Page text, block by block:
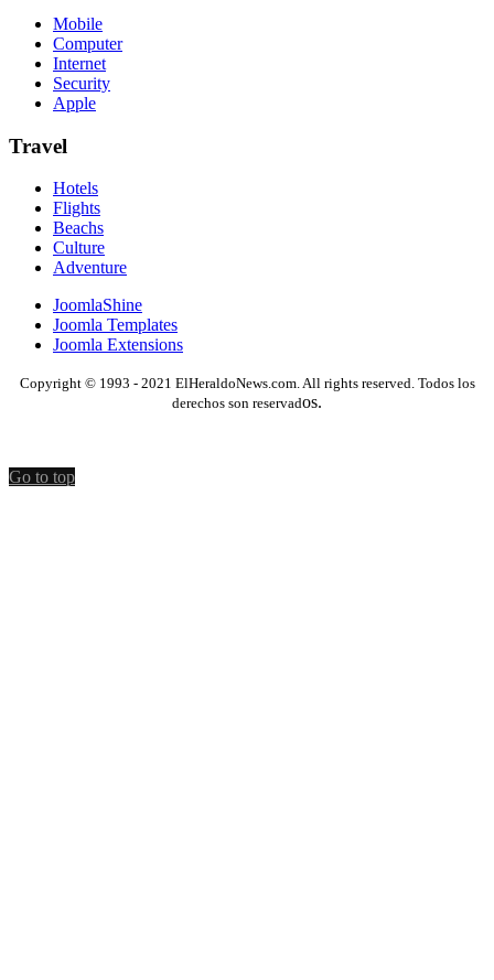
Mobile
Computer
Internet
Security
Apple
Travel
Hotels
Flights
Beachs
Culture
Adventure
JoomlaShine
Joomla Templates
Joomla Extensions
Copyright © 1993 - 2021 ElHeraldoNews.com. All rights reserved. Todos los
derechos son reservados.
Go to top